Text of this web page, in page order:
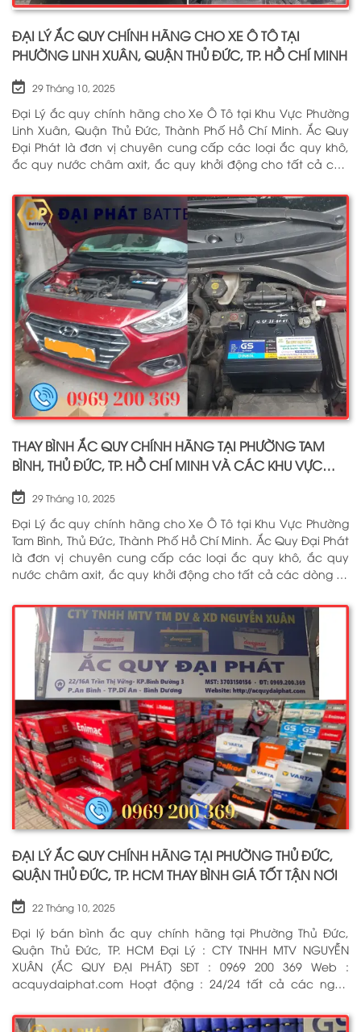
ĐẠI LÝ ẮC QUY CHÍNH HÃNG CHO XE Ô TÔ TẠI
PHƯỜNG LINH XUÂN, QUẬN THỦ ĐỨC, TP. HỒ CHÍ MINH
29 Tháng 10, 2025
Đại Lý ắc quy chính hãng cho Xe Ô Tô tại Khu Vực Phường
Linh Xuân, Quận Thủ Đức, Thành Phố Hồ Chí Minh. Ắc Quy
Đại Phát là đơn vị chuyên cung cấp các loại ắc quy khô,
ắc quy nước châm axit, ắc quy khởi động cho tất cả các
dân dụng từ các thương hiệu như: GS, ĐỒNG NAI, VARTA,
DELKOR, SOLITE, ENIMAC, BOSCH, ROCKET. Tell: 0969 200 369
THAY BÌNH ẮC QUY CHÍNH HÃNG TẠI PHƯỜNG TAM
BÌNH, THỦ ĐỨC, TP. HỒ CHÍ MINH VÀ CÁC KHU VỰC
29 Tháng 10, 2025
Đại Lý ắc quy chính hãng cho Xe Ô Tô tại Khu Vực Phường
Tam Bình, Thủ Đức, Thành Phố Hồ Chí Minh. Ắc Quy Đại Phát
là đơn vị chuyên cung cấp các loại ắc quy khô, ắc quy
nước châm axit, ắc quy khởi động cho tất cả các dòng xe
từ các thương hiệu như: GS, ĐỒNG NAI, VARTA, DELKOR,
SOLITE, ENIMAC, BOSCH, ROCKET. Tell: 0969 200 369
ĐẠI LÝ ẮC QUY CHÍNH HÃNG TẠI PHƯỜNG THỦ ĐỨC,
QUẬN THỦ ĐỨC, TP. HCM THAY BÌNH GIÁ TỐT TẬN NƠI
22 Tháng 10, 2025
Đại lý bán bình ắc quy chính hãng tại Phường Thủ Đức,
Quận Thủ Đức, TP. HCM Đại Lý : CTY TNHH MTV NGUYỄN
XUÂN (ẮC QUY ĐẠI PHÁT) SĐT : 0969 200 369 Web :
acquydaiphat.com Hoạt động : 24/24 tất cả các ngày
cho xe ô tô, xe máy, xe tải, cứu hộ ắc quy tận nơi 24/7 BẤM